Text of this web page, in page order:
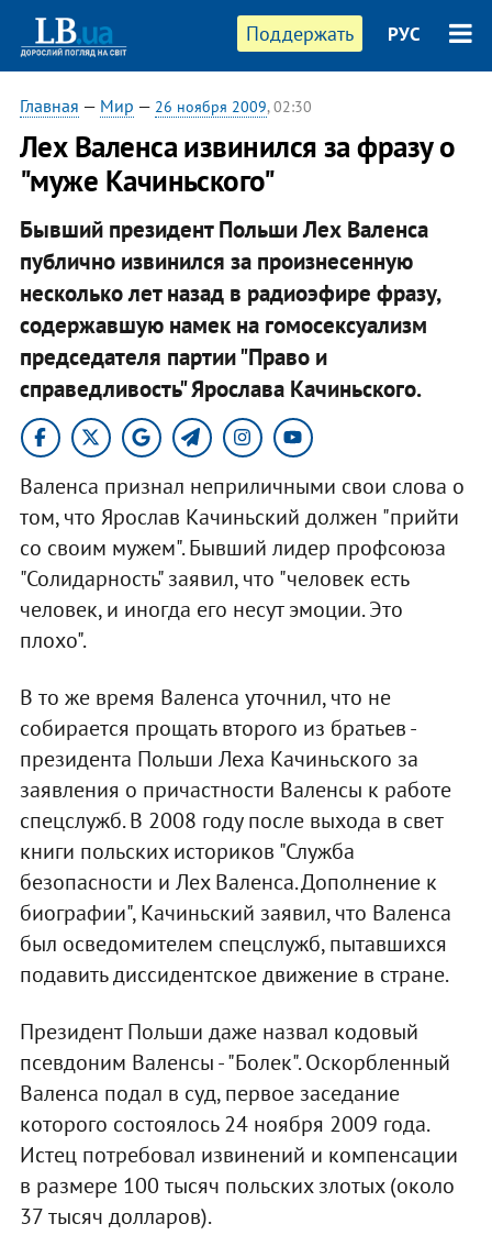
Поддержать РУС
Главная — Мир — 26 ноября 2009, 02:30
Лех Валенса извинился за фразу о
"муже Качиньского"
Бывший президент Польши Лех Валенса
публично извинился за произнесенную
несколько лет назад в радиоэфире фразу,
содержавшую намек на гомосексуализм
председателя партии "Право и
справедливость" Ярослава Качиньского.
Валенса признал неприличными свои слова о
том, что Ярослав Качиньский должен "прийти
со своим мужем". Бывший лидер профсоюза
"Солидарность" заявил, что "человек есть
человек, и иногда его несут эмоции. Это
плохо".
В то же время Валенса уточнил, что не
собирается прощать второго из братьев -
президента Польши Леха Качиньского за
заявления о причастности Валенсы к работе
спецслужб. В 2008 году после выхода в свет
книги польских историков "Служба
безопасности и Лех Валенса. Дополнение к
биографии", Качиньский заявил, что Валенса
был осведомителем спецслужб, пытавшихся
подавить диссидентское движение в стране.
Президент Польши даже назвал кодовый
псевдоним Валенсы - "Болек". Оскорбленный
Валенса подал в суд, первое заседание
которого состоялось 24 ноября 2009 года.
Истец потребовал извинений и компенсации
в размере 100 тысяч польских злотых (около
37 тысяч долларов).